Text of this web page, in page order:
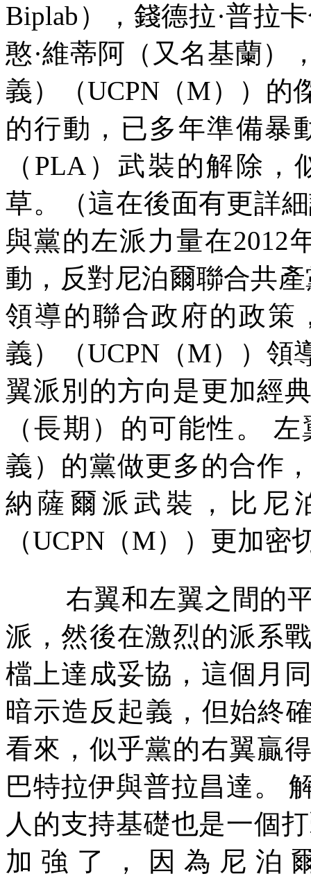
Biplab ），錢德拉·普拉
憨·維蒂阿（又名基蘭）
義）（UCPN（M））的
的行動，已多年準備暴
（ PLA ）武裝的解除，
草。（這在後面有更詳
與黨的左派力量在2012
動，反對尼泊爾聯合共
領導的聯合政府的政策
義）（UCPN （M））領
翼派別的方向是更加經
（長期）的可能性。
左
義）的黨做更多的合作
納薩爾派武裝，比尼
（UCPN （M））更加密
右翼和左翼之間的
派，然後在激烈的派系
檔上達成妥協，這個月
暗示造反起義，但始終
看來，似乎黨的右翼贏
巴特拉伊與普拉昌達。
人的支持基礎也是一個
加強了，因為尼泊